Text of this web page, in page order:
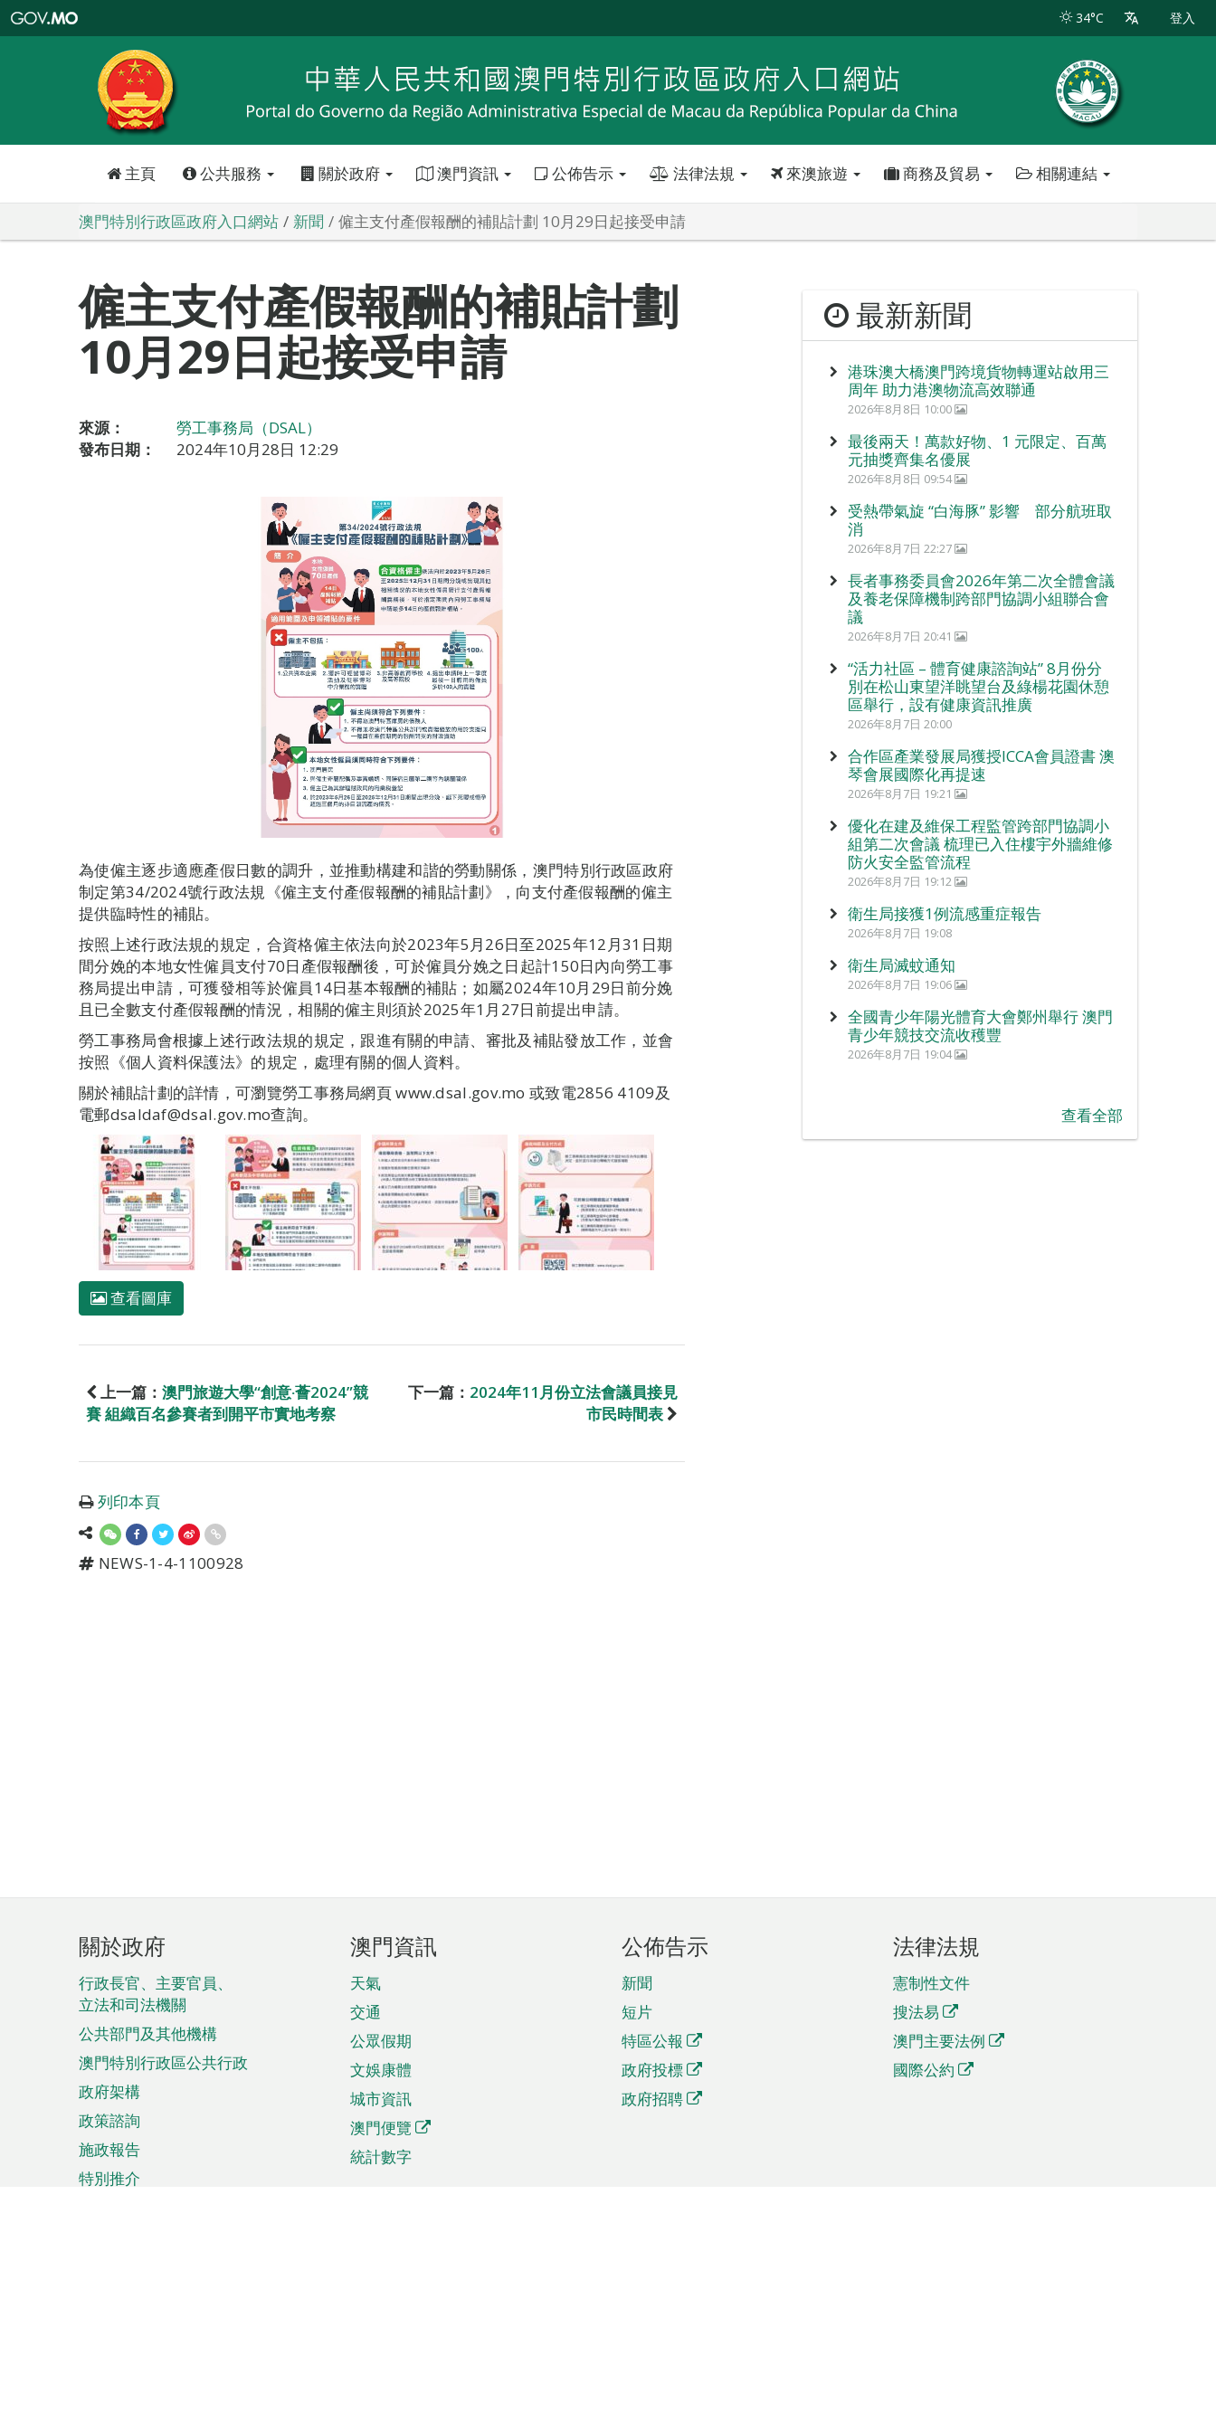
特
政
區
政
口
34°C 登入
主頁 公共服務 關於政府 澳門資訊 公佈告示 法律法規 來澳旅遊 商務及貿易 相關連結
澳門特別行政區政府入口網站 新聞 僱主支付產假報酬的補貼計劃 10月29日起接受申請
僱主支付產假報酬的補貼計劃
10月29日起接受申請
來源：
勞工事務局（DSAL）
發布日期：
2024年10月28日 12:29
為使僱主逐步適應產假日數的調升，並推動構建和諧的勞動關係，澳門特別行政區政府
制定第34/2024號行政法規《僱主支付產假報酬的補貼計劃》，向支付產假報酬的僱主
提供臨時性的補貼。
按照上述行政法規的規定，合資格僱主依法向於2023年5月26日至2025年12月31日期
間分娩的本地女性僱員支付70日產假報酬後，可於僱員分娩之日起計150日內向勞工事
務局提出申請，可獲發相等於僱員14日基本報酬的補貼；如屬2024年10月29日前分娩
且已全數支付產假報酬的情況，相關的僱主則須於2025年1月27日前提出申請。
勞工事務局會根據上述行政法規的規定，跟進有關的申請、審批及補貼發放工作，並會
按照《個人資料保護法》的規定，處理有關的個人資料。
關於補貼計劃的詳情，可瀏覽勞工事務局網頁 www.dsal.gov.mo 或致電2856 4109及
電郵dsaldaf@dsal.gov.mo查詢。
查看圖庫
上一篇： 澳門旅遊大學“創意‧薈2024”競
賽 組織百名參賽者到開平市實地考察
下一篇： 2024年11月份立法會議員接見
市民時間表
列印本頁
NEWS-1-4-1100928
最新新聞
港珠澳大橋澳門跨境貨物轉運站啟用三
周年 助力港澳物流高效聯通
2026年8月8日 10:00
最後兩天！萬款好物、1 元限定、百萬
元抽獎齊集名優展
2026年8月8日 09:54
受熱帶氣旋 “白海豚” 影響 部分航班取
消
2026年8月7日 22:27
長者事務委員會2026年第二次全體會議
及養老保障機制跨部門協調小組聯合會
議
2026年8月7日 20:41
“活力社區 – 體育健康諮詢站” 8月份分
別在松山東望洋眺望台及綠楊花園休憩
區舉行，設有健康資訊推廣
2026年8月7日 20:00
合作區產業發展局獲授ICCA會員證書 澳
琴會展國際化再提速
2026年8月7日 19:21
優化在建及維保工程監管跨部門協調小
組第二次會議 梳理已入住樓宇外牆維修
防火安全監管流程
2026年8月7日 19:12
衛生局接獲1例流感重症報告
2026年8月7日 19:08
衛生局滅蚊通知
2026年8月7日 19:06
全國青少年陽光體育大會鄭州舉行 澳門
青少年競技交流收穫豐
2026年8月7日 19:04
查看全部
頁
腳
菜
單
關於政府
行政長官、主要官員、
立法和司法機關
公共部門及其他機構
澳門特別行政區公共行政
政府架構
政策諮詢
施政報告
特別推介
澳門資訊
天氣
交通
公眾假期
文娛康體
城市資訊
澳門便覽
統計數字
公佈告示
新聞
短片
特區公報
政府投標
政府招聘
法律法規
憲制性文件
搜法易
澳門主要法例
國際公約